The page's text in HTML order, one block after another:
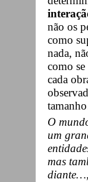
não os
como
nada,
como se
cada
O
um
mas
diante…,